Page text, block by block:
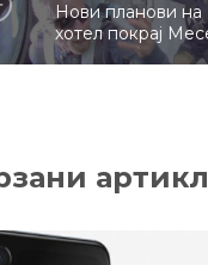
Нови планови
хотел покрај